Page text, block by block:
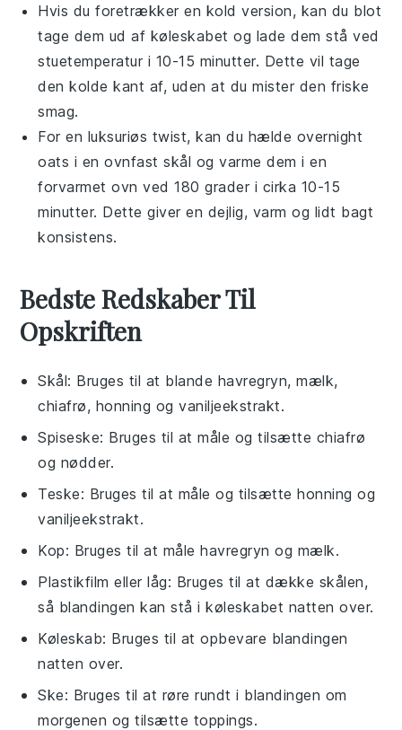
Hvis du foretrækker en kold version, kan du blot
tage dem ud af køleskabet og lade dem stå ved
stuetemperatur i 10-15 minutter. Dette vil tage
den kolde kant af, uden at du mister den friske
smag.
For en luksuriøs twist, kan du hælde overnight
oats i enovnfast skål og varme dem i en
forvarmet ovn ved 180 grader i cirka 10-15
minutter. Dette giver en dejlig, varm og lidt bagt
konsistens.
Bedste Redskaber Til
Opskriften
Skål: Bruges til at blande havregryn, mælk,
chiafrø, honning og vaniljeekstrakt.
Spiseske: Bruges til at måle og tilsætte chiafrø
og nødder.
Teske: Bruges til at måle og tilsætte honning og
vaniljeekstrakt.
Kop: Bruges til at måle havregryn og mælk.
Plastikfilm eller låg: Bruges til at dække skålen,
så blandingen kan stå i køleskabet natten over.
Køleskab: Bruges til at opbevare blandingen
natten over.
Ske: Bruges til at røre rundt i blandingen om
morgenen og tilsætte toppings.